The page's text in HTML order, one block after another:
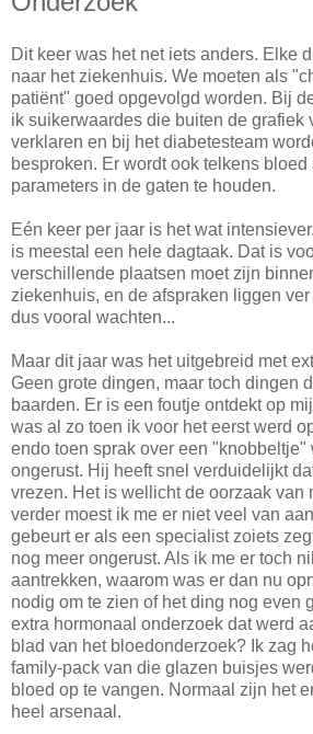
Dit keer was het net iets anders. Elke
naar het ziekenhuis. We moeten als
patiënt" goed opgevolgd worden. Bij
ik suikerwaardes die buiten de grafiek
verklaren en bij het diabetesteam
besproken. Er wordt ook telkens
parameters in de gaten te houden.
Eén keer per jaar is het wat
is meestal een hele dagtaak. Dat is
verschillende plaatsen moet zijn
ziekenhuis, en de afspraken liggen
dus vooral wachten...
Maar dit jaar was het uitgebreid met
Geen grote dingen, maar toch dingen
baarden. Er is een foutje ontdekt op
was al zo toen ik voor het eerst werd
endo toen sprak over een "knobbeltje"
ongerust. Hij heeft snel verduidelijkt
vrezen. Het is wellicht de oorzaak van
verder moest ik me er niet veel van
gebeurt er als een specialist zoiets
nog meer ongerust. Als ik me er toch
aantrekken, waarom was er dan nu
nodig om te zien of het ding nog even
extra hormonaal onderzoek dat werd
blad van het bloedonderzoek? Ik zag
family-pack van die glazen buisjes
bloed op te vangen. Normaal zijn het
heel arsenaal.